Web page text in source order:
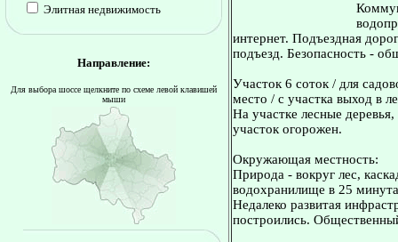
Элитная недвижимость
Направление:
Для выбора шоссе щелкните по схеме левой клавишей
мыши
интернет. Подъездная
подъезд. Безопасность -
Участок 6 соток / для
место / с участка выход в
На участке лесные
участок огорожен.
Окружающая местность:
Природа - вокруг лес,
водохранилище в 25
Недалеко развитая
построились.